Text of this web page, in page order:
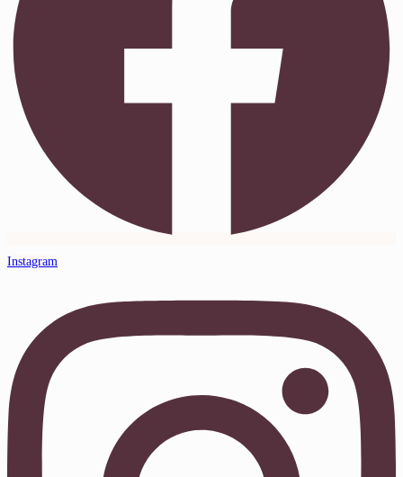
Instagram